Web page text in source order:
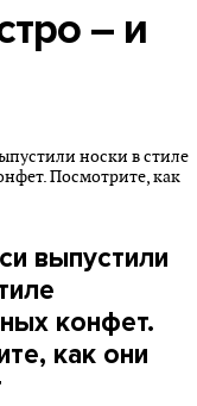
– и
выпустили
конфет.
как они